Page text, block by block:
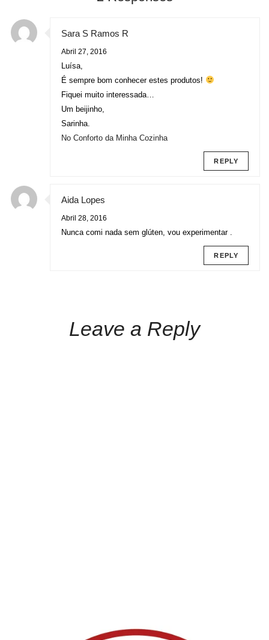
Sara S Ramos R
Abril 27, 2016
Luísa,
É sempre bom conhecer estes produtos!
Fiquei muito interessada…
Um beijinho,
Sarinha.
No Conforto da Minha Cozinha
REPLY
Aida Lopes
Abril 28, 2016
Nunca comi nada sem glúten, vou experimentar .
REPLY
Leave a Reply